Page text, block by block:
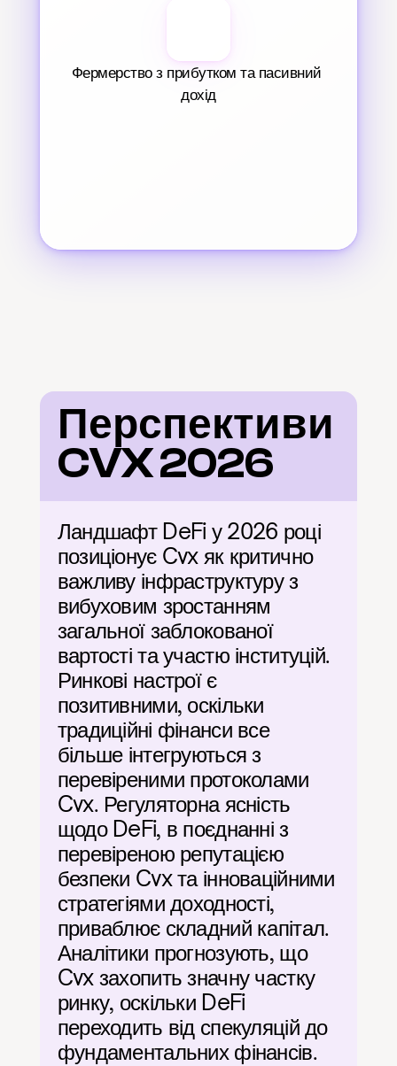
Фермерство з прибутком та пасивний
дохід
Перспективи
CVX 2026
Ландшафт DeFi у 2026 році
позиціонує Cvx як критично
важливу інфраструктуру з
вибуховим зростанням
загальної заблокованої
вартості та участю інституцій.
Ринкові настрої є
позитивними, оскільки
традиційні фінанси все
більше інтегруються з
перевіреними протоколами
Cvx. Регуляторна ясність
щодо DeFi, в поєднанні з
перевіреною репутацією
безпеки Cvx та інноваційними
стратегіями доходності,
приваблює складний капітал.
Аналітики прогнозують, що
Cvx захопить значну частку
ринку, оскільки DeFi
переходить від спекуляцій до
фундаментальних фінансів.